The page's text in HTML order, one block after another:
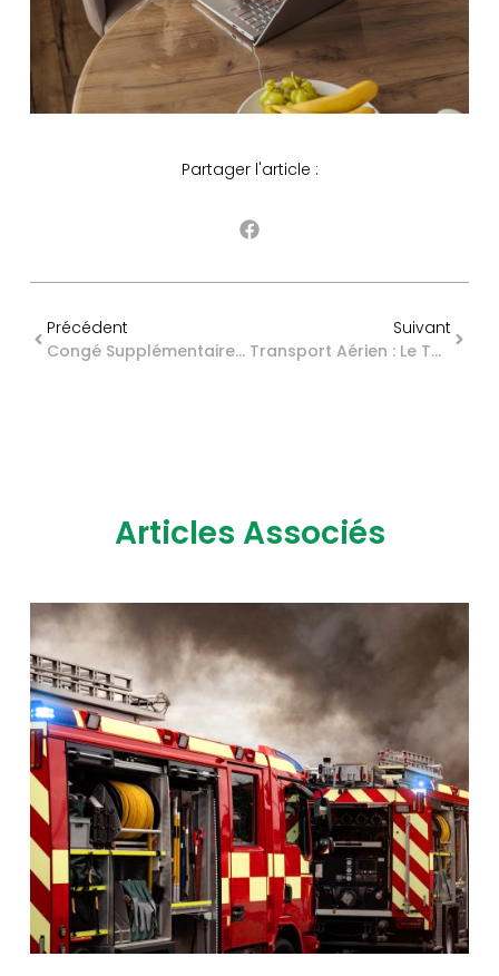
Partager l'article :
Précédent
Congé Supplémentaire De Naissance: Les Modalités Sont Fixées Pour Les Salariés !
Suivant
Transport Aérien : Le Tarif Réduit De Solidarité Prend Son Envol
Articles Associés